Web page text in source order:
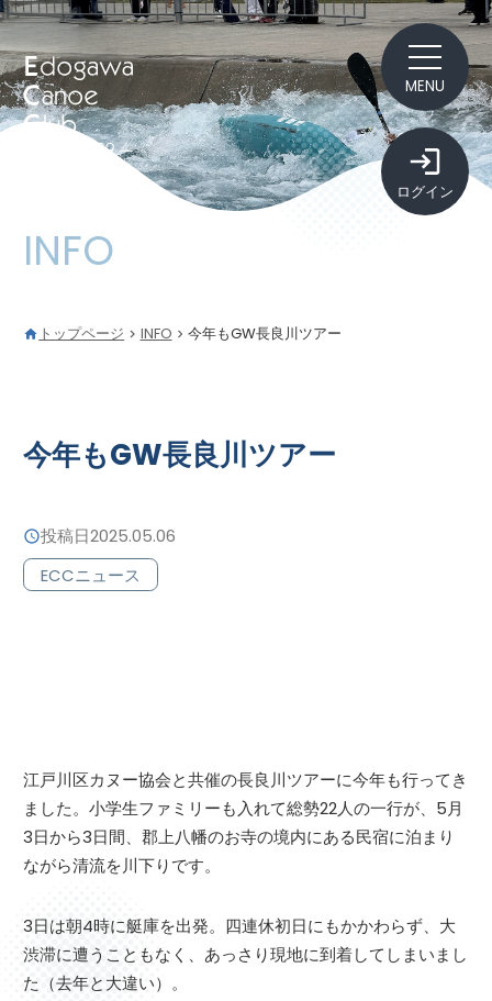
MENU
ログイン
INFO
トップページ INFO 今年もGW長良川ツアー
今年もGW長良川ツアー
投稿日2025.05.06
ECCニュース
江戸川区カヌー協会と共催の長良川ツアーに今年も行ってき
ました。小学生ファミリーも入れて総勢22人の一行が、5月
3日から3日間、郡上八幡のお寺の境内にある民宿に泊まり
ながら清流を川下りです。
3日は朝4時に艇庫を出発。四連休初日にもかかわらず、大
渋滞に遭うこともなく、あっさり現地に到着してしまいまし
た（去年と大違い）。